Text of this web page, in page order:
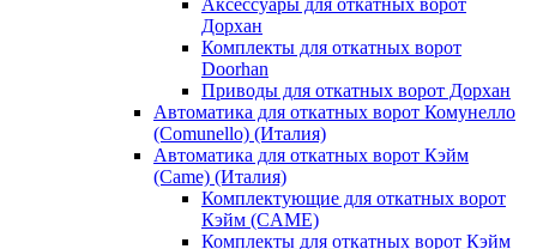
Аксессуары для откатных ворот
Дорхан
Комплекты для откатных ворот
Doorhan
Приводы для откатных ворот Дорхан
Автоматика для откатных ворот Комунелло
(Comunello) (Италия)
Автоматика для откатных ворот Кэйм
(Came) (Италия)
Комплектующие для откатных ворот
Кэйм (CAME)
Комплекты для откатных ворот Кэйм